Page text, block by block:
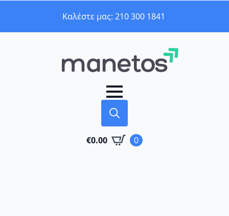
Καλέστε μας: 210 300 1841
for:
€0.00 0